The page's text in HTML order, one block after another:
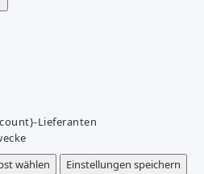
Lieferanten
wählen
Einstellungen speichern